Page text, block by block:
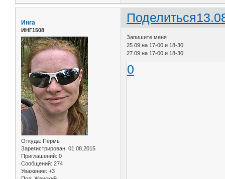
Поделиться
Инга
ИНГ1508
Откуда: Пермь
Зарегистрирован: 01.08.2015
Приглашений: 0
Сообщений: 274
Уважение: +3
Запишите меня
25.09 на 17-00 и 18-30
27.09 на 17-00 и 18-30
0